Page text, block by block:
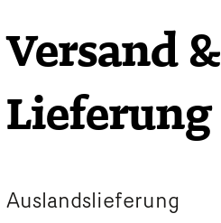
Versand &
Lieferung
Auslandslieferung